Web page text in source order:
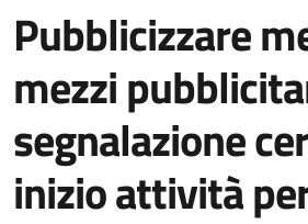
Pubblicizzare
mezzi
segnalazione
inizio attività